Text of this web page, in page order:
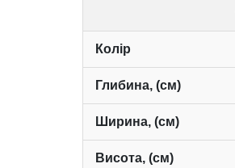
Колір
Глибина, (см)
Ширина, (см)
Висота, (см)